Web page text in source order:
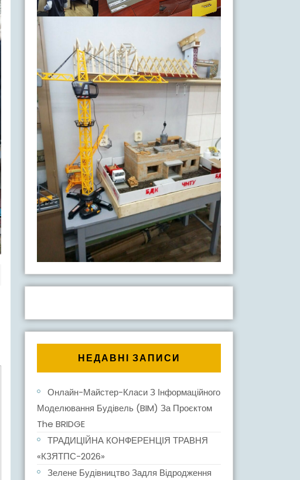
Наступний
запис:
НЕДАВНІ ЗАПИСИ
Онлайн-Майстер-Класи З Інформаційного
Моделювання Будівель (BIM) За Проєктом
The BRIDGE
ТРАДИЦІЙНА КОНФЕРЕНЦІЯ ТРАВНЯ
«КЗЯТПС-2026»
Зелене Будівництво Задля Відродження